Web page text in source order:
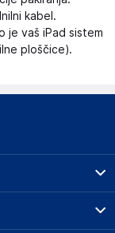
kabel.
je vaš iPad sistem
ploščice).